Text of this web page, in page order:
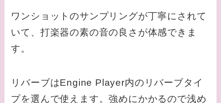
ワンショットのサンプリングが丁寧にされて
いて、打楽器の素の音の良さが体感できま
す。
リバーブはEngine Player内のリバーブタイ
プを選んで使えます。強めにかかるので浅め